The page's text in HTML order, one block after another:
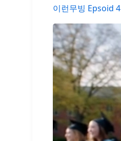
이런무빙 Epsoid 4